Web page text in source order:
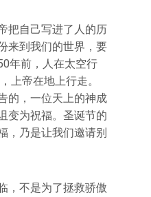
把自己写进了人的历
来到我们的世界，要
年前，人在太空行
上帝在地上行走。
的，一位天上的神成
变为祝福。圣诞节的
，乃是让我们邀请别
，不是为了拯救骄傲